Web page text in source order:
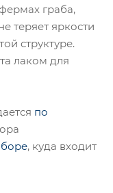
граба,
теряет яркости
структуре.
лаком для
по
, куда входит